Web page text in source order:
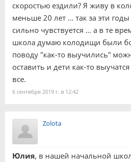
скоростью ездили? Я живу в
меньше 20 лет ... так за эти
сильно чувствуется ... а в те
школа думаю колодищи были
поводу "как-то выучились"
оставить и дети как-то
все.
6 сентября 2019 г. в 12:42
Zolota
Юлия, в нашей начальной